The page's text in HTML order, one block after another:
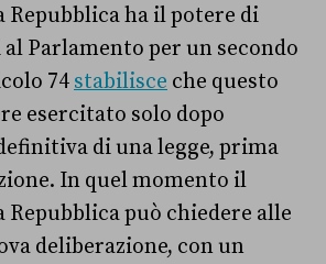
Repubblica ha il potere di
Parlamento per un secondo
74 stabilisce che questo
esercitato solo dopo
di una legge, prima
In quel momento il
Repubblica può chiedere alle
deliberazione, con un